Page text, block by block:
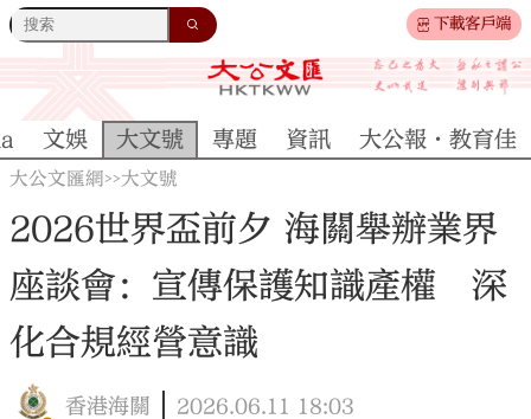
下載客戶端
文娛 大文號 專題 資訊 大公報·教育佳
大公文匯網>>大文號
2026世界盃前夕 海關舉辦業界
座談會：宣傳保護知識產權 深
化合規經營意識
香港海關 2026.06.11 18:03